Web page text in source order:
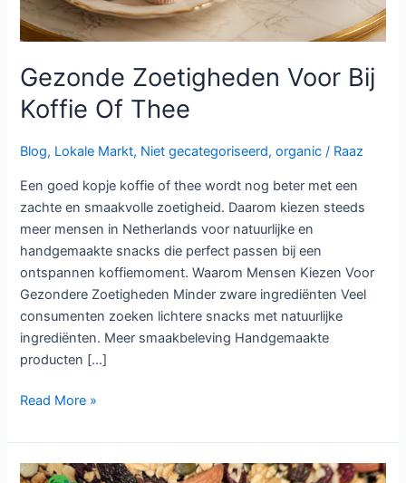
Gezonde Zoetigheden Voor Bij
Koffie Of Thee
Blog, Lokale Markt, Niet gecategoriseerd,organic / Raaz
Een goed kopje koffie of thee wordt nog beter met een
zachte en smaakvolle zoetigheid. Daarom kiezen steeds
meer mensen in Netherlands voor natuurlijke en
handgemaakte snacks die perfect passen bij een
ontspannen koffiemoment. Waarom Mensen Kiezen Voor
Gezondere Zoetigheden Minder zware ingrediënten Veel
consumenten zoeken lichtere snacks met natuurlijke
ingrediënten. Meer smaakbeleving Handgemaakte
producten […]
Read More »
Natural